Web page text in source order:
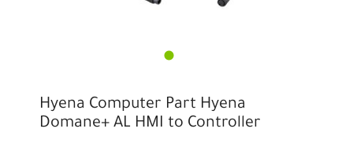
Hyena Computer Part Hyena
Domane+ AL HMI to Controller